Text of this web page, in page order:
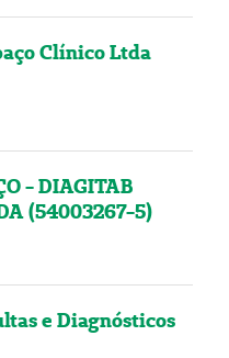
Clínico Ltda
- DIAGITAB
(54003267-5)
e Diagnósticos